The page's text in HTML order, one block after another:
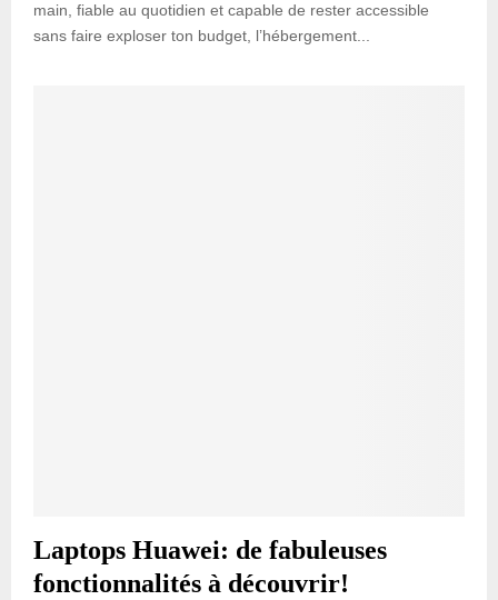
main, fiable au quotidien et capable de rester accessible
sans faire exploser ton budget, l’hébergement...
Laptops Huawei: de fabuleuses
fonctionnalités à découvrir!